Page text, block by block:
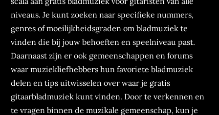
niveaus. Je kunt zoeken naar specifieke nummers,
genres of moeilijkheidsgraden om bladmuziek te
vinden die bij jouw behoeften en speelniveau past.
Daarnaast zijn er ook gemeenschappen en forums
waar muziekliefhebbers hun favoriete bladmuziek
delen en tips uitwisselen over waar je gratis
gitaarbladmuziek kunt vinden. Door te verkennen en
te vragen binnen de muzikale gemeenschap, kun je